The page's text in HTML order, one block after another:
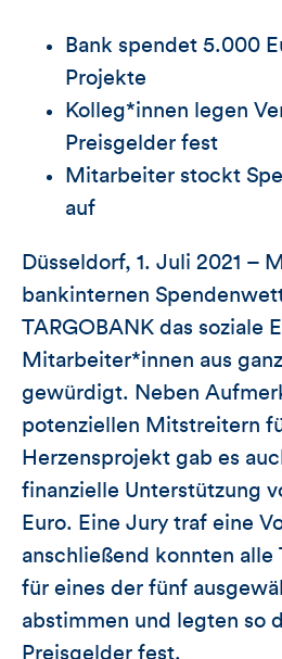
Bank spendet 5.000
Projekte
Kolleg*innen legen
Preisgelder fest
Mitarbeiter stockt
auf
Düsseldorf, 1. Juli 2021 –
bankinternen
TARGOBANK das soziale
Mitarbeiter*innen aus
gewürdigt. Neben
potenziellen Mitstreitern
Herzensprojekt gab es
finanzielle Unterstützung
Euro. Eine Jury traf eine
anschließend konnten alle
für eines der fünf
abstimmen und legten so
Preisgelder fest.